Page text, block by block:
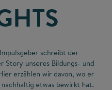
schreibt der
Story unseres Bildungs- und
erzählen wir davon, wo er
etwas bewirkt hat.